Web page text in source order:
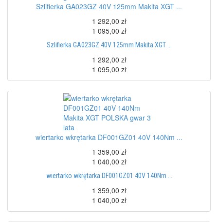
Szlifierka GA023GZ 40V 125mm Makita XGT ...
1 292,00 zł
1 095,00 zł
Szlifierka GA023GZ 40V 125mm Makita XGT ...
1 292,00 zł
1 095,00 zł
wiertarko wkrętarka DF001GZ01 40V 140Nm ...
1 359,00 zł
1 040,00 zł
wiertarko wkrętarka DF001GZ01 40V 140Nm ...
1 359,00 zł
1 040,00 zł